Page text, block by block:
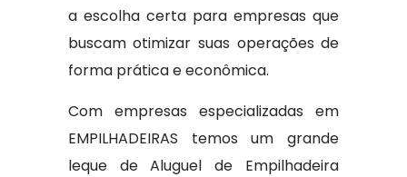
a escolha certa para empresas que
buscam otimizar suas operações de
forma prática e econômica.
Com empresas especializadas em
EMPILHADEIRAS temos um grande
leque de Aluguel de Empilhadeira